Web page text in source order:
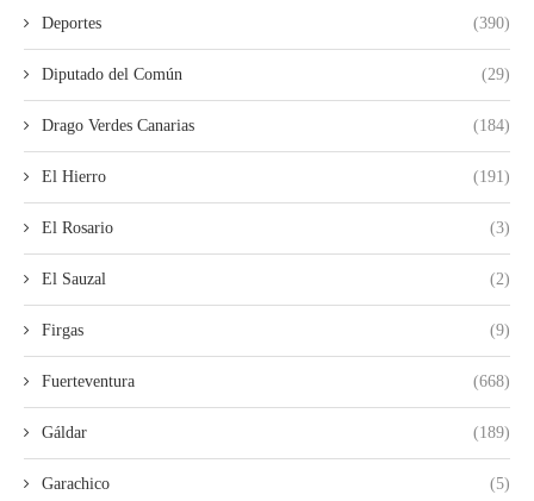
Deportes (390)
Diputado del Común (29)
Drago Verdes Canarias (184)
El Hierro (191)
El Rosario (3)
El Sauzal (2)
Firgas (9)
Fuerteventura (668)
Gáldar (189)
Garachico (5)